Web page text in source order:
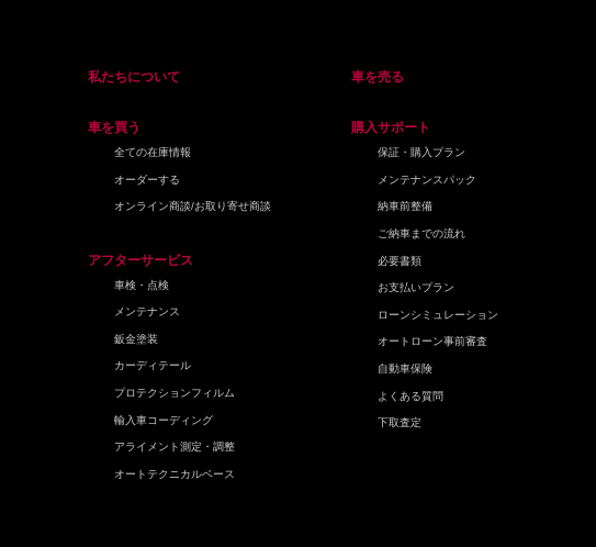
私たちについて
車を買う
全ての在庫情報
オーダーする
オンライン商談/お取り寄せ商談
アフターサービス
車検・点検
メンテナンス
鈑金塗装
カーディテール
プロテクションフィルム
輸入車コーディング
アライメント測定・調整
オートテクニカルベース
車を売る
購入サポート
保証・購入プラン
メンテナンスパック
納車前整備
ご納車までの流れ
必要書類
お支払いプラン
ローンシミュレーション
オートローン事前審査
自動車保険
よくある質問
下取査定